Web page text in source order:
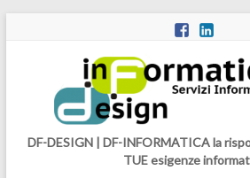
DF-DESIGN | DF-INFORMATICA la
TUE esigenze